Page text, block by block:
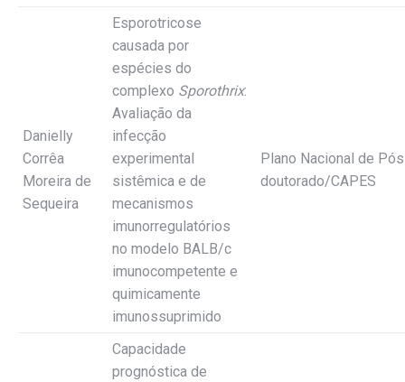
Danielly
Corrêa
Moreira de
Sequeira
Esporotricose
causada por
espécies do
complexo Sporothrix:
Avaliação da
infecção
experimental
sistêmica e de
mecanismos
imunorregulatórios
no modelo BALB/c
imunocompetente e
quimicamente
imunossuprimido
Plano Nacional de
doutorado/CAPES
Capacidade
prognóstica de